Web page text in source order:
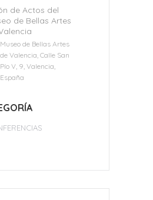
de Actos del
de Bellas Artes
Museo de Bellas Artes
de Valencia, Calle San
Pío V, 9, Valencia,
España